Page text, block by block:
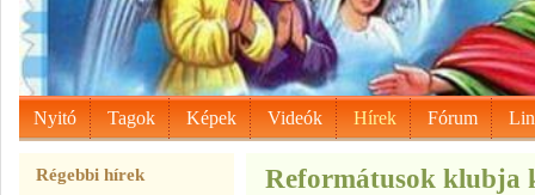
Nyitó Tagok Képek Videók Hírek Fórum
Régebbi hírek Reformátusok klubja